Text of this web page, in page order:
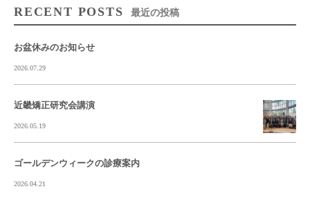
RECENT POSTS 最近の投稿
お盆休みのお知らせ
2026.07.29
近畿矯正研究会講演
2026.05.19
ゴールデンウィークの診療案内
2026.04.21